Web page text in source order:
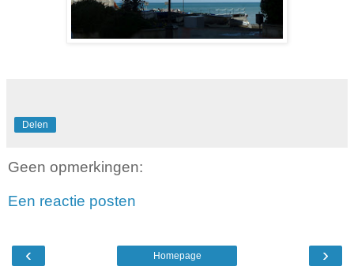
Delen
Geen opmerkingen:
Een reactie posten
‹ ›
Homepage